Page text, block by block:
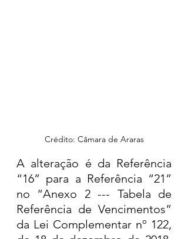
Crédito: Câmara de Araras
A alteração é da Referência
“16” para a Referência “21”
no “Anexo 2 --- Tabela de
Referência de Vencimentos”
da Lei Complementar nº 122,